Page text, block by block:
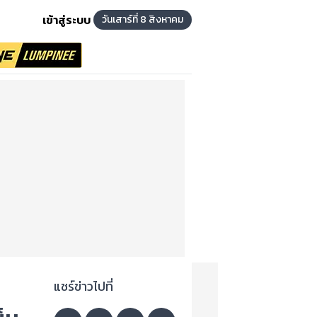
เข้าสู่ระบบ วันเสาร์ที่ 8 สิงหาคม
แชร์ข่าวไปที่